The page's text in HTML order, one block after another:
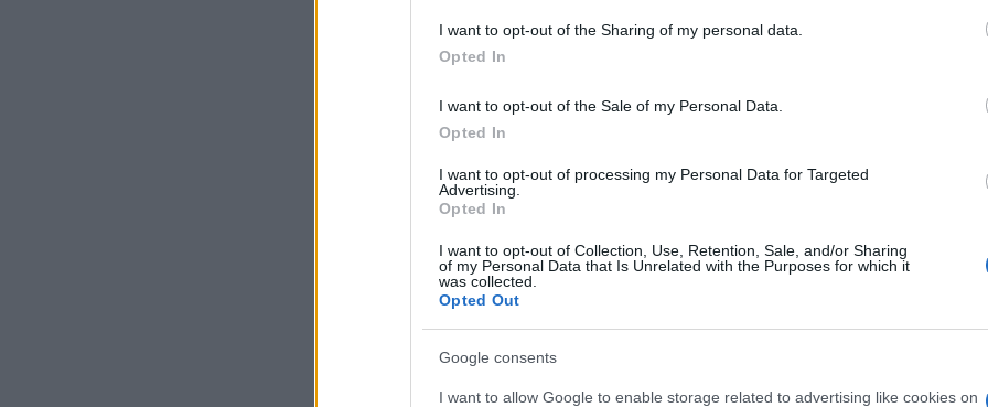
I want to opt-out of the Sharing of my personal data.
Opted In
I want to opt-out of the Sale of my Personal Data.
Opted In
I want to opt-out of processing my Personal Data for Targeted
Advertising.
Opted In
I want to opt-out of Collection, Use, Retention, Sale, and/or Sharing
of my Personal Data that Is Unrelated with the Purposes for which it
was collected.
Opted Out
Google consents
I want to allow Google to enable storage related to advertising like cookies on